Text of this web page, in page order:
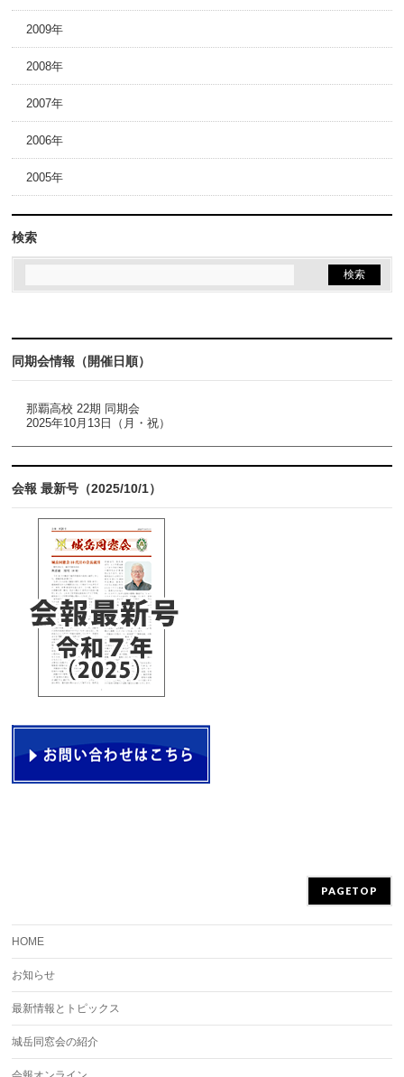
2009年
2008年
2007年
2006年
2005年
検索
同期会情報（開催日順）
那覇高校 22期 同期会
2025年10月13日（月・祝）
会報 最新号（2025/10/1）
PAGETOP
HOME
お知らせ
最新情報とトピックス
城岳同窓会の紹介